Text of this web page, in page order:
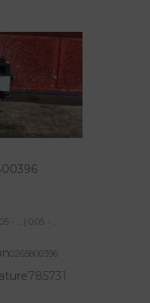
- ... | 0.05 - ...
0265800396
785731